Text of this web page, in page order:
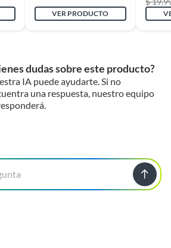
VER PRODUCTO
dudas sobre este producto?
IA puede ayudarte. Si no
una respuesta, nuestro equipo